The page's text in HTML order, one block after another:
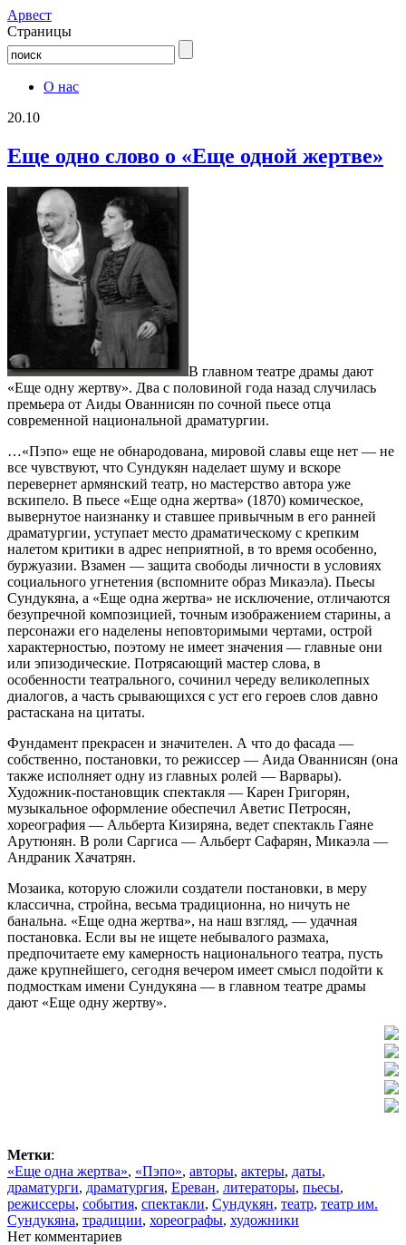
Aрвест
Страницы
О нас
20.10
Еще одно слово о «Еще одной жертве»
В главном театре драмы дают
«Еще одну жертву». Два с половиной года назад случилась
премьера от Аиды Ованнисян по сочной пьесе отца
современной национальной драматургии.
…«Пэпо» еще не обнародована, мировой славы еще нет — не
все чувствуют, что Сундукян наделает шуму и вскоре
перевернет армянский театр, но мастерство автора уже
вскипело. В пьесе «Еще одна жертва» (1870) комическое,
вывернутое наизнанку и ставшее привычным в его ранней
драматургии, уступает место драматическому с крепким
налетом критики в адрес неприятной, в то время особенно,
буржуазии. Взамен — защита свободы личности в условиях
социального угнетения (вспомните образ Микаэла). Пьесы
Сундукяна, а «Еще одна жертва» не исключение, отличаются
безупречной композицией, точным изображением старины, а
персонажи его наделены неповторимыми чертами, острой
характерностью, поэтому не имеет значения — главные они
или эпизодические. Потрясающий мастер слова, в
особенности театрального, сочинил череду великолепных
диалогов, а часть срывающихся с уст его героев слов давно
растаскана на цитаты.
Фундамент прекрасен и значителен. А что до фасада —
собственно, постановки, то режиссер — Аида Ованнисян (она
также исполняет одну из главных ролей — Варвары).
Художник-постановщик спектакля — Карен Григорян,
музыкальное оформление обеспечил Аветис Петросян,
хореография — Альберта Кизиряна, ведет спектакль Гаяне
Арутюнян. В роли Саргиса — Альберт Сафарян, Микаэла —
Андраник Хачатрян.
Мозаика, которую сложили создатели постановки, в меру
классична, стройна, весьма традиционна, но ничуть не
банальна. «Еще одна жертва», на наш взгляд, — удачная
постановка. Если вы не ищете небывалого размаха,
предпочитаете ему камерность национального театра, пусть
даже крупнейшего, сегодня вечером имеет смысл подойти к
подмосткам имени Сундукяна — в главном театре драмы
дают «Еще одну жертву».
Метки:
«Еще одна жертва», «Пэпо», авторы, актеры, даты,
драматурги, драматургия, Ереван, литераторы, пьесы,
режиссеры, события, спектакли, Сундукян, театр, театр им.
Сундукяна, традиции, хореографы, художники
Нет комментариев